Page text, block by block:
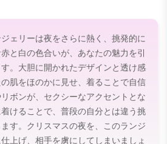
ェリーは夜をさらに熱く、挑発的に
と白の色合いが、あなたの魅力を引
。大胆に開かれたデザインと透け感
肌をほのかに見せ、着ることで自信
ボンが、セクシーなアクセントとな
けることで、普段の自分とは違う挑
す。クリスマスの夜を、このランジ
上げ、相手を虜にしてしまいましょ